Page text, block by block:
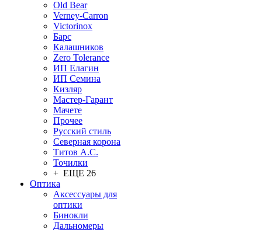
Old Bear
Verney-Carron
Victorinox
Барс
Калашников
Zero Tolerance
ИП Елагин
ИП Семина
Кизляр
Мастер-Гарант
Мачете
Прочее
Русский стиль
Северная корона
Титов А.С.
Точилки
+ ЕЩЕ 26
Оптика
Аксессуары для
оптики
Бинокли
Дальномеры